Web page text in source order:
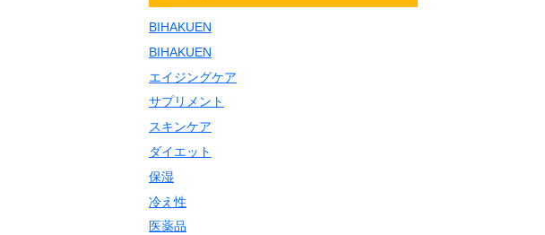
BIHAKUEN
BIHAKUEN
エイジングケア
サプリメント
スキンケア
ダイエット
保湿
冷え性
医薬品